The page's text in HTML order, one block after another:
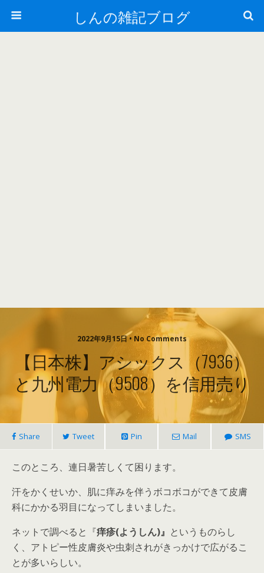
しんの雑記ブログ
2022年9月15日 • No Comments
【日本株】アシックス（7936）
と九州電力（9508）を信用売り
Share Tweet Pin Mail SMS
このところ、連日暑苦しくて困ります。
汗をかくせいか、肌に痒みを伴うボコボコができて皮膚
科にかかる羽目になってしまいました。
ネットで調べると『痒疹(ようしん)』 というものらし
く、アトピー性皮膚炎や虫刺されがきっかけで広がるこ
とが多いらしい。